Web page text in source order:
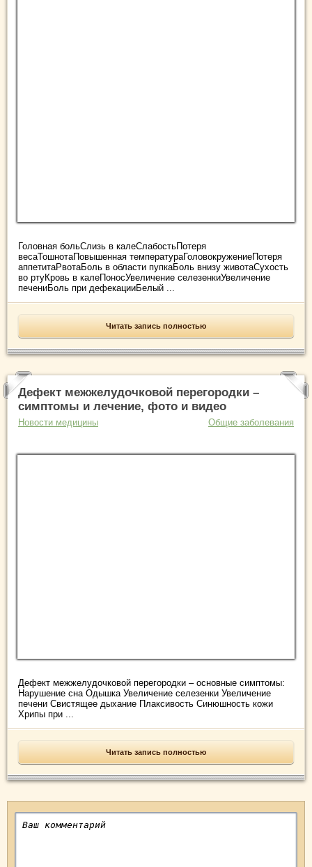
Головная больСлизь в калеСлабостьПотеря
весаТошнотаПовышенная температураГоловокружениеПотеря
аппетитаРвотаБоль в области пупкаБоль внизу животаСухость
во ртуКровь в калеПоносУвеличение селезенкиУвеличение
печениБоль при дефекацииБелый ...
Читать запись полностью
Дефект межжелудочковой перегородки –
симптомы и лечение, фото и видео
Новости медицины Общие заболевания
Дефект межжелудочковой перегородки – основные симптомы:
Нарушение сна Одышка Увеличение селезенки Увеличение
печени Свистящее дыхание Плаксивость Синюшность кожи
Хрипы при ...
Читать запись полностью